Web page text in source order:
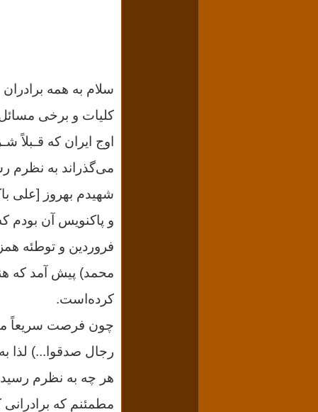
سلام به همه برادران
کلیات و برخی
اوج ایران که قـبلاً
می‌گذراند به نظرم
شهیدم بهروز [علی
فروردین و توطئه
محمد) پیش آمد که
کرده‌است.
چون فرصت سریعاً
رجال صدقوا...) لذا
هر چه به نظرم
مطمئنم که